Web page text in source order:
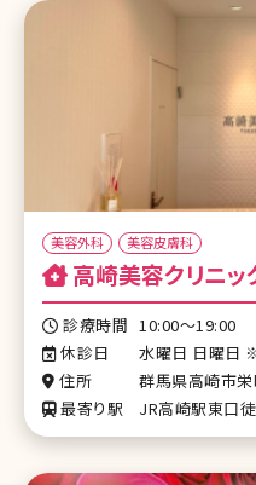
美容外科 美容皮膚科
高崎美容クリニッ
診療時間 10:00〜19:00
休診日
水曜日 日曜日
住所
群馬県高崎市
最寄り駅
JR高崎駅東口